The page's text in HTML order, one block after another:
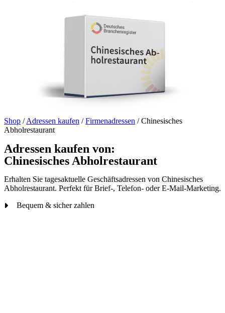
Shop /Adressen kaufen /Firmenadressen /Chinesisches
Abholrestaurant
Adressen kaufen von:
Chinesisches Abholrestaurant
Erhalten Sie tagesaktuelle Geschäftsadressen von Chinesisches
Abholrestaurant. Perfekt für Brief-, Telefon- oder E-Mail-Marketing.
Bequem & sicher zahlen